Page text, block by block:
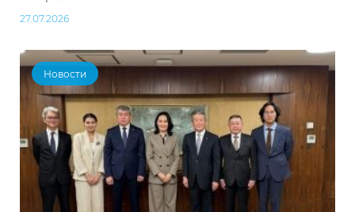
27.07.2026
Новости